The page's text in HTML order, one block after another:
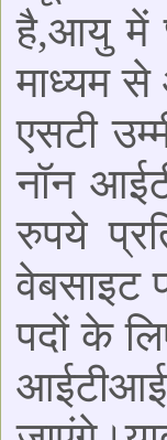
है,आयु में
माध्यम से
एसटी
नॉन
रुपये
वेबसाइट
पदों के